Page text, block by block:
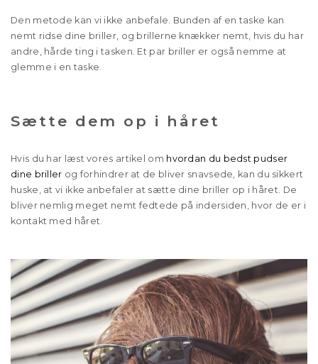
Den metode kan vi ikke anbefale. Bunden af en taske kan
nemt ridse dine briller, og brillerne knækker nemt, hvis du har
andre, hårde ting i tasken. Et par briller er også nemme at
glemme i en taske.
Sætte dem op i håret
Hvis du har læst vores artikel om hvordan du bedst pudser
dine briller og forhindrer at de bliver snavsede, kan du sikkert
huske, at vi ikke anbefaler at sætte dine briller op i håret. De
bliver nemlig meget nemt fedtede på indersiden, hvor de er i
kontakt med håret.